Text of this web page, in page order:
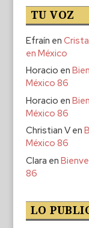
TU VOZ
Efraín en
en México
Horacio en
México 86
Horacio en
México 86
Christian Ven
México 86
Clara en
86
LO